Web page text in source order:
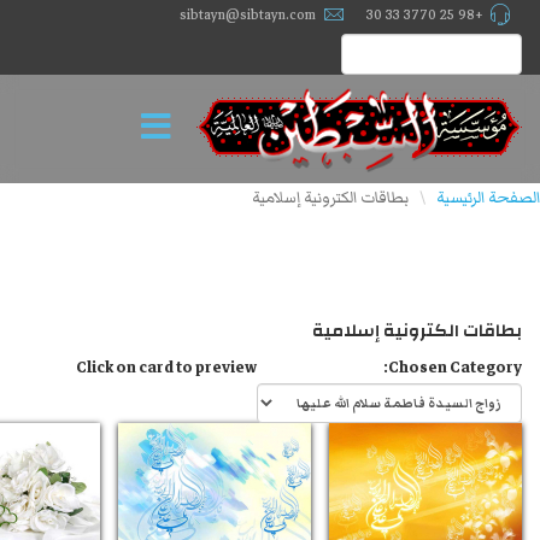
+98 25 3770 33 30
sibtayn@sibtayn.com
الصفحة الرئيسية \ بطاقات الكترونية إسلامية
بطاقات الكترونية إسلامية
Chosen Category:
Click on card to preview